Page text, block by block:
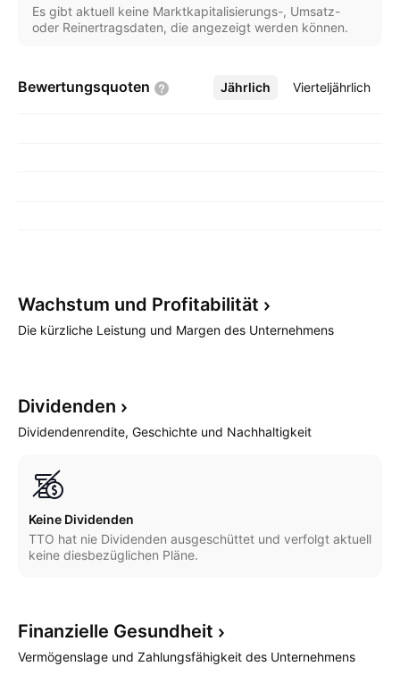
Es gibt aktuell keine Marktkapitalisierungs-, Umsatz-
oder Reinertragsdaten, die angezeigt werden können.
Bewertungsquoten Jährlich Vierteljährlich
Mehr
Wachstum und Profitabilität
Die kürzliche Leistung und Margen des Unternehmens
Dividenden
Dividendenrendite, Geschichte und Nachhaltigkeit
Keine Dividenden
TTO hat nie Dividenden ausgeschüttet und verfolgt aktuell
keine diesbezüglichen Pläne.
Finanzielle Gesundheit
Vermögenslage und Zahlungsfähigkeit des Unternehmens